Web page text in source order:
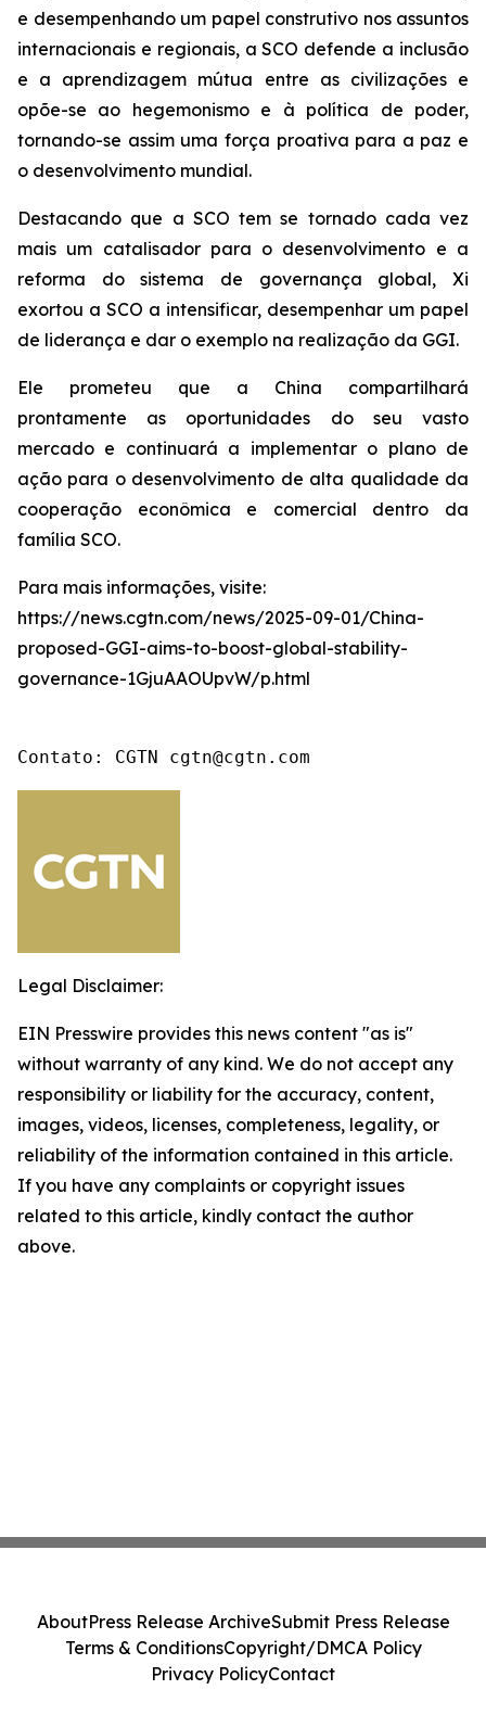
e desempenhando um papel construtivo nos assuntos
internacionais e regionais, a SCO defende a inclusão
e a aprendizagem mútua entre as civilizações e
opõe-se ao hegemonismo e à política de poder,
tornando-se assim uma força proativa para a paz e
o desenvolvimento mundial.
Destacando que a SCO tem se tornado cada vez
mais um catalisador para o desenvolvimento e a
reforma do sistema de governança global, Xi
exortou a SCO a intensificar, desempenhar um papel
de liderança e dar o exemplo na realização da GGI.
Ele prometeu que a China compartilhará
prontamente as oportunidades do seu vasto
mercado e continuará a implementar o plano de
ação para o desenvolvimento de alta qualidade da
cooperação econômica e comercial dentro da
família SCO.
Para mais informações, visite:
https://news.cgtn.com/news/2025-09-01/China-
proposed-GGI-aims-to-boost-global-stability-
governance-1GjuAAOUpvW/p.html
Contato: CGTN cgtn@cgtn.com
Legal Disclaimer:
EIN Presswire provides this news content "as is"
without warranty of any kind. We do not accept any
responsibility or liability for the accuracy, content,
images, videos, licenses, completeness, legality, or
reliability of the information contained in this article.
If you have any complaints or copyright issues
related to this article, kindly contact the author
above.
AboutPress Release ArchiveSubmit Press Release
Terms & ConditionsCopyright/DMCA Policy
Privacy PolicyContact